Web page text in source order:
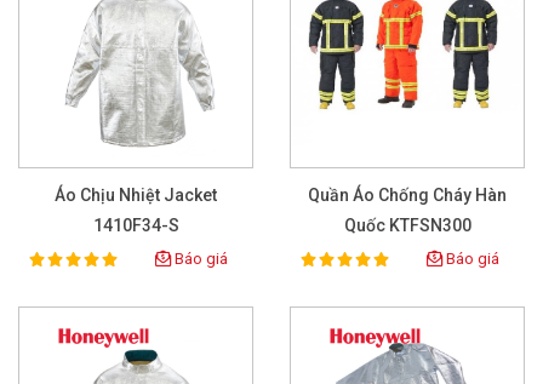
Áo Chịu Nhiệt Jacket
1410F34-S
Rating:
100% Báo giá
Quần Áo Chống Cháy Hàn
Quốc KTFSN300
Rating:
100% Báo giá